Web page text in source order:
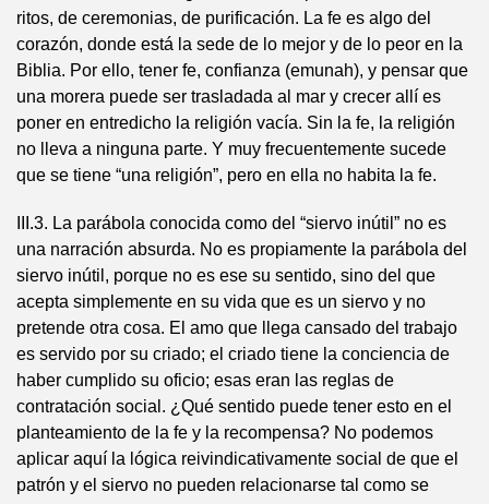
ritos, de ceremonias, de purificación. La fe es algo del
corazón, donde está la sede de lo mejor y de lo peor en la
Biblia. Por ello, tener fe, confianza (emunah), y pensar que
una morera puede ser trasladada al mar y crecer allí es
poner en entredicho la religión vacía. Sin la fe, la religión
no lleva a ninguna parte. Y muy frecuentemente sucede
que se tiene “una religión”, pero en ella no habita la fe.
III.3. La parábola conocida como del “siervo inútil” no es
una narración absurda. No es propiamente la parábola del
siervo inútil, porque no es ese su sentido, sino del que
acepta simplemente en su vida que es un siervo y no
pretende otra cosa. El amo que llega cansado del trabajo
es servido por su criado; el criado tiene la conciencia de
haber cumplido su oficio; esas eran las reglas de
contratación social. ¿Qué sentido puede tener esto en el
planteamiento de la fe y la recompensa? No podemos
aplicar aquí la lógica reivindicativamente social de que el
patrón y el siervo no pueden relacionarse tal como se